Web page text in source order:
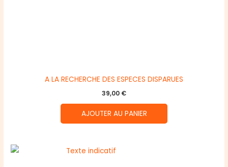
A LA RECHERCHE DES ESPECES DISPARUES
39,00 €
AJOUTER AU PANIER